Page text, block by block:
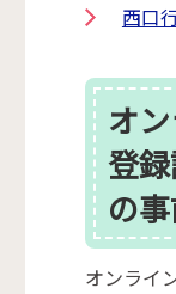
西口
オ
登
の
オンライ